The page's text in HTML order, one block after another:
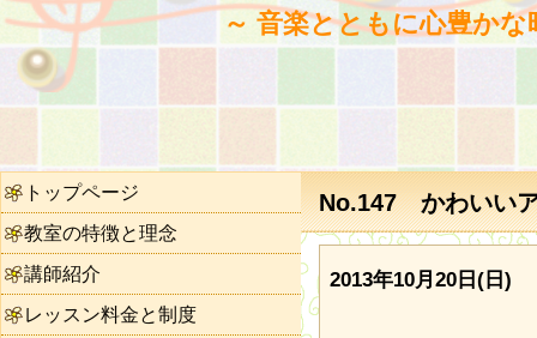
～ 音楽とともに心豊か
No.147 かわいい
2013年10月20日(日)
トップページ
教室の特徴と理念
講師紹介
レッスン料金と制度